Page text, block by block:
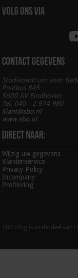
Volg ons via
Contact gegevens
Studiecentrum voor
Postbus 845
5600 AV Eindhoven
Tel. 040 - 2 974 980
klant@sbo.nl
www.sbo.nl
Direct naar:
Wijzig uw gegevens
Klantenservice
Privacy Policy
Incompany
Profilering
SBO Blog is onderdeel van